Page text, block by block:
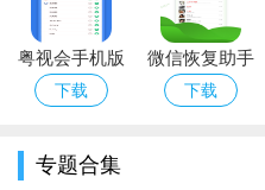
台风路径查询软件最大的优
能力。通过实时链接全球主要
和预警信息，为用户带来了极
用户的防灾减灾能力。
粤视会手机版
下载
下载
微信恢复助手
手机版下载_
下载
专题合集